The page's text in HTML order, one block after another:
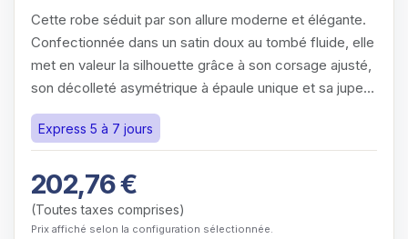
Cette robe séduit par son allure moderne et élégante.
Confectionnée dans un satin doux au tombé fluide, elle
met en valeur la silhouette grâce à son corsage ajusté,
son décolleté asymétrique à épaule unique et sa jupe…
Express 5 à 7 jours
202,76€
(Toutes taxes comprises)
Prix affiché selon la configuration sélectionnée.